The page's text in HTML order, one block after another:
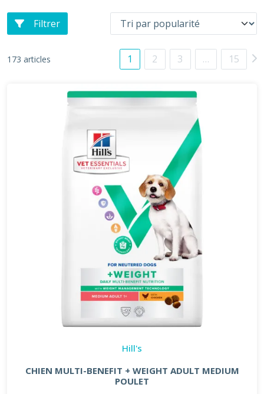
Filtrer
173 articles 1 2 3 … 15
Hill's
CHIEN MULTI-BENEFIT + WEIGHT ADULT MEDIUM
POULET